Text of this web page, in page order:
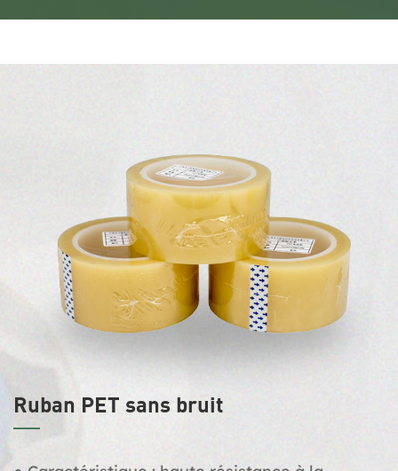
Ruban PET sans bruit